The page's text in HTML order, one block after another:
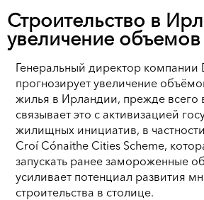
Строительство в
увеличение объемов
Генеральный директор компании
прогнозирует увеличение
жилья в Ирландии, прежде всего
связывает это с активизацией
жилищных инициатив, в
Croí Cónaithe Cities Scheme,
запускать ранее замороженные
усиливает потенциал развития
строительства в столице.